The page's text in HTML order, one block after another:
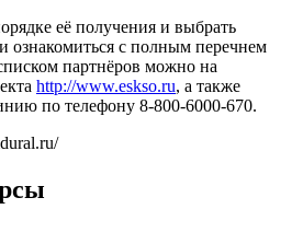
её получения и выбрать
ознакомиться с полным перечнем
партнёров можно на
http://www.eskso.ru, а также
по телефону 8-800-6000-670.